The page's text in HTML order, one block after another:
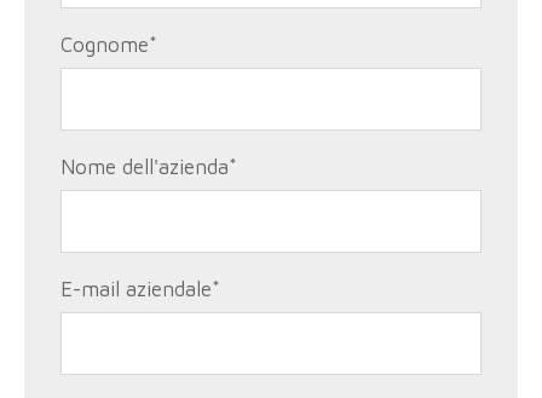
Cognome*
Nome dell'azienda*
E-mail aziendale*